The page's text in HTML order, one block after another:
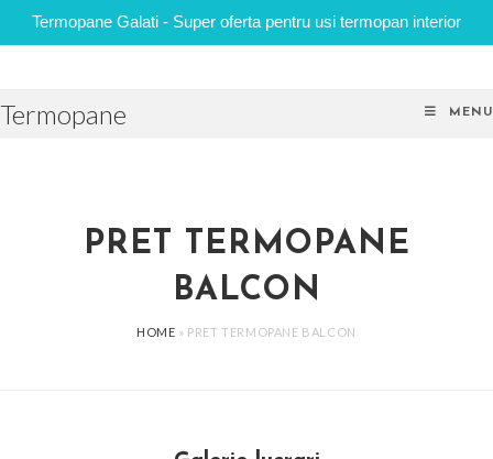
Termopane Galati - Super oferta pentru usi termopan interior
content
Termopane MENU
PRET TERMOPANE
BALCON
HOME » PRET TERMOPANE BALCON